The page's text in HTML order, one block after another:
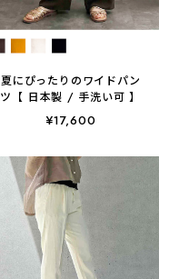
夏にぴったりのワイドパン
ツ【 日本製 / 手洗い可 】
¥17,600